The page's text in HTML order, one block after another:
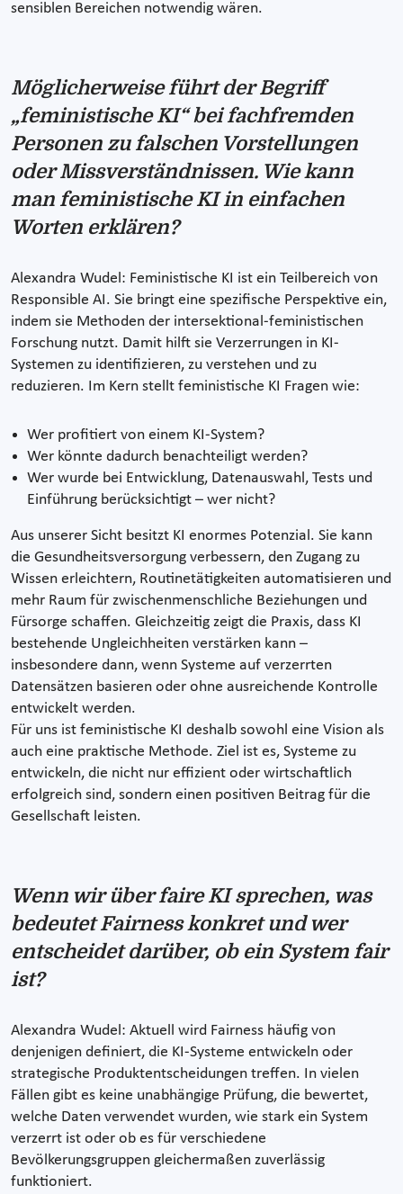
sensiblen Bereichen notwendig wären.
Möglicherweise führt der Begriff
„feministische KI“ bei fachfremden
Personen zu falschen Vorstellungen
oder Missverständnissen. Wie kann
man feministische KI in einfachen
Worten erklären?
Alexandra Wudel: Feministische KI ist ein Teilbereich von
Responsible AI. Sie bringt eine spezifische Perspektive ein,
indem sie Methoden der intersektional-feministischen
Forschung nutzt. Damit hilft sie Verzerrungen in KI-
Systemen zu identifizieren, zu verstehen und zu
reduzieren. Im Kern stellt feministische KI Fragen wie:
Wer profitiert von einem KI-System?
Wer könnte dadurch benachteiligt werden?
Wer wurde bei Entwicklung, Datenauswahl, Tests und
Einführung berücksichtigt – wer nicht?
Aus unserer Sicht besitzt KI enormes Potenzial. Sie kann
die Gesundheitsversorgung verbessern, den Zugang zu
Wissen erleichtern, Routinetätigkeiten automatisieren und
mehr Raum für zwischenmenschliche Beziehungen und
Fürsorge schaffen. Gleichzeitig zeigt die Praxis, dass KI
bestehende Ungleichheiten verstärken kann –
insbesondere dann, wenn Systeme auf verzerrten
Datensätzen basieren oder ohne ausreichende Kontrolle
entwickelt werden.
Für uns ist feministische KI deshalb sowohl eine Vision als
auch eine praktische Methode. Ziel ist es, Systeme zu
entwickeln, die nicht nur effizient oder wirtschaftlich
erfolgreich sind, sondern einen positiven Beitrag für die
Gesellschaft leisten.
Wenn wir über faire KI sprechen, was
bedeutet Fairness konkret und wer
entscheidet darüber, ob ein System fair
ist?
Alexandra Wudel: Aktuell wird Fairness häufig von
denjenigen definiert, die KI-Systeme entwickeln oder
strategische Produktentscheidungen treffen. In vielen
Fällen gibt es keine unabhängige Prüfung, die bewertet,
welche Daten verwendet wurden, wie stark ein System
verzerrt ist oder ob es für verschiedene
Bevölkerungsgruppen gleichermaßen zuverlässig
funktioniert.